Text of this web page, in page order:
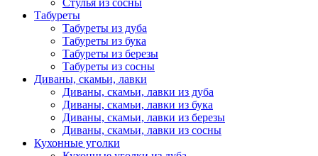
Стулья из сосны
Табуреты
Табуреты из дуба
Табуреты из бука
Табуреты из березы
Табуреты из сосны
Диваны, скамьи, лавки
Диваны, скамьи, лавки из дуба
Диваны, скамьи, лавки из бука
Диваны, скамьи, лавки из березы
Диваны, скамьи, лавки из сосны
Кухонные уголки